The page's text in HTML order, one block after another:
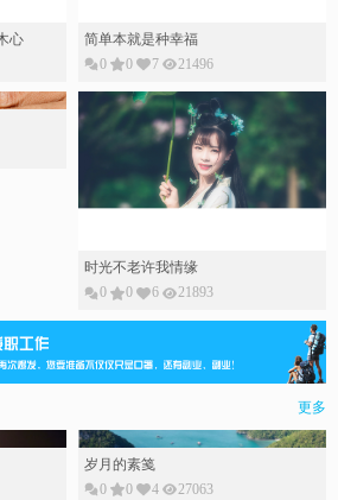
心
简单本就是种幸福
0
0 7 21496
时光不老许我情缘
0
0 6 21893
更多
岁月的素䇳
0
0 4 27063